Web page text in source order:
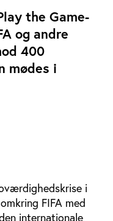
the Game-
og andre
400
mødes i
i
FIFA med
internationale